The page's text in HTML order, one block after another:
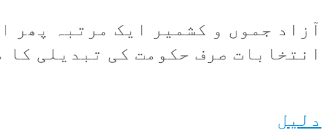
آزاد جموں و کشمیر ایک مرتبہ پھر
انتخابات صرف حکومت کی تبدیلی
دلیل